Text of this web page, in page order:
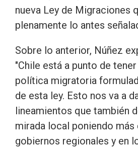
nueva Ley de Migraciones
plenamente lo antes
Sobre lo anterior, Núñez
"Chile está a punto de
política migratoria
de esta ley. Esto nos va a
lineamientos que también
mirada local poniendo más
gobiernos regionales y en